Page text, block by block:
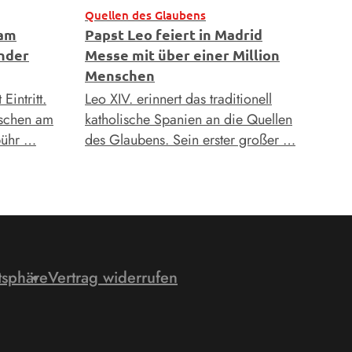
Eintritt.
am
…
Quellen des Glaubens
Papst Leo feiert in Madrid
Messe mit über einer Million
Menschen
Leo XIV. erinnert das traditionell
katholische Spanien an die Quellen
des Glaubens. Sein erster großer …
Vertrag widerrufen